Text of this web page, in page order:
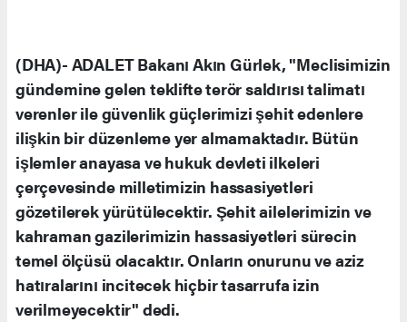
(DHA)- ADALET Bakanı Akın Gürlek, "Meclisimizin
gündemine gelen teklifte terör saldırısı talimatı
verenler ile güvenlik güçlerimizi şehit edenlere
ilişkin bir düzenleme yer almamaktadır. Bütün
işlemler anayasa ve hukuk devleti ilkeleri
çerçevesinde milletimizin hassasiyetleri
gözetilerek yürütülecektir. Şehit ailelerimizin ve
kahraman gazilerimizin hassasiyetleri sürecin
temel ölçüsü olacaktır. Onların onurunu ve aziz
hatıralarını incitecek hiçbir tasarrufa izin
verilmeyecektir" dedi.